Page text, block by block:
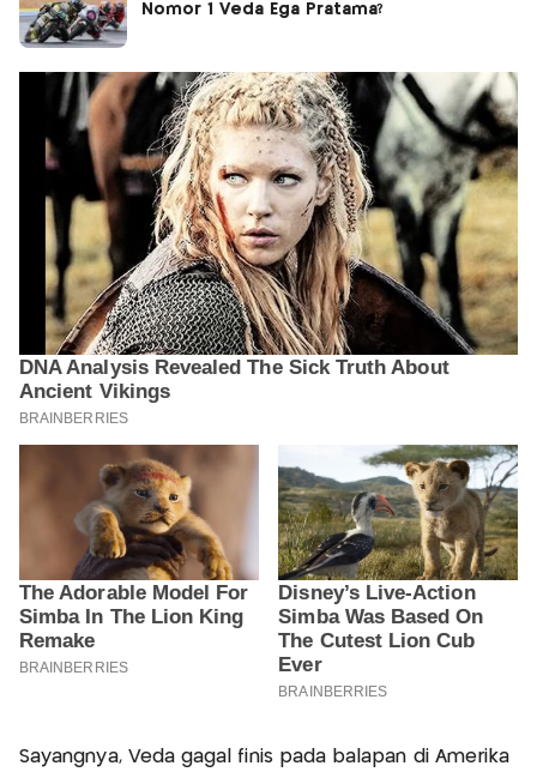
Nomor 1 Veda Ega Pratama?
Sayangnya, Veda gagal finis pada balapan di Amerika